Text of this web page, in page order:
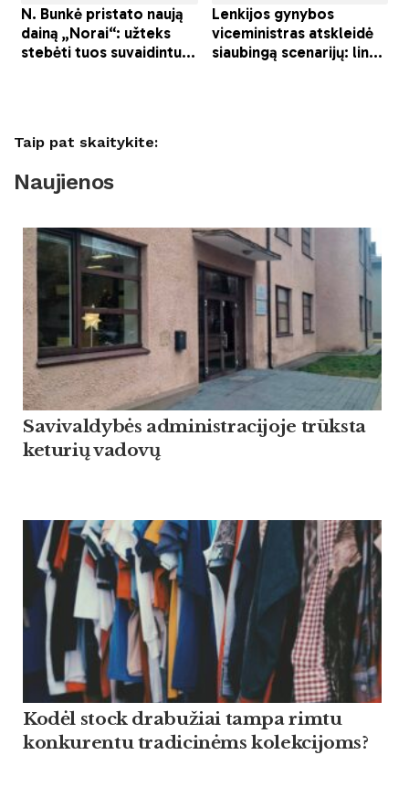
Taip pat skaitykite:
Naujienos
Savivaldybės administracijoje trūksta
keturių vadovų
Kodėl stock drabužiai tampa rimtu
konkurentu tradicinėms kolekcijoms?